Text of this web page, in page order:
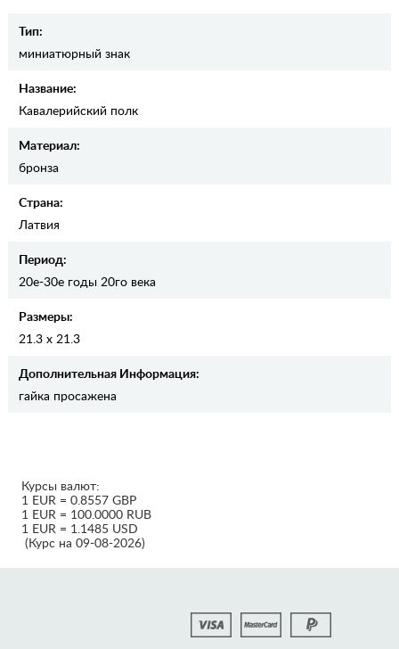
Тип:
миниатюрный знак
Название:
Кавалерийский полк
Материал:
бронза
Страна:
Латвия
Период:
20е-30е годы 20го века
Размеры:
21.3 x 21.3
Дополнительная Информация:
гайка просажена
Курсы валют:
1 EUR = 0.8557 GBP
1 EUR = 100.0000 RUB
1 EUR = 1.1485 USD
(Курс на 09-08-2026)